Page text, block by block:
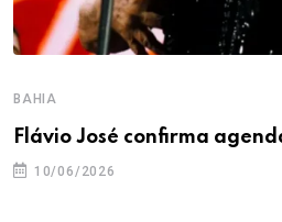
BAHIA
Flávio José confirma
10/06/2026